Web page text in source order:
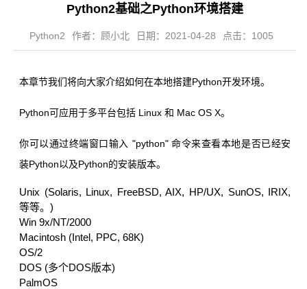
Python2基础之Python环境搭建
Python2 作者：顾小北 日期：2021-04-28 点击：1005
本章节我们将向大家介绍如何在本地搭建Python开发环境。
Python可应用于多平台包括 Linux 和 Mac OS X。
你可以通过终端窗口输入 "python" 命令来查看本地是否已经安
装Python以及Python的安装版本。
Unix (Solaris, Linux, FreeBSD, AIX, HP/UX, SunOS, IRIX,
等等。)
Win 9x/NT/2000
Macintosh (Intel, PPC, 68K)
OS/2
DOS (多个DOS版本)
PalmOS